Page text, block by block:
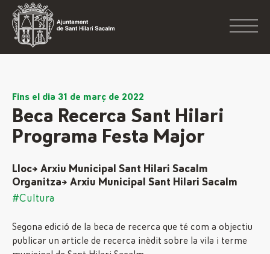
Fins el dia 31 de març de 2022
Beca Recerca Sant Hilari
Programa Festa Major
Lloc→ Arxiu Municipal Sant Hilari Sacalm
Organitza→ Arxiu Municipal Sant Hilari Sacalm
#Cultura
Segona edició de la beca de recerca que té com a objectiu
publicar un article de recerca inèdit sobre la vila i terme